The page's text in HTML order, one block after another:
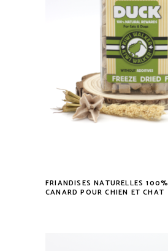
FRIANDISES NATURELLES 100%
CANARD POUR CHIEN ET CHAT